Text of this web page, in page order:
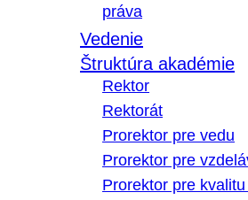
práva
Vedenie
Štruktúra akadémie
Rektor
Rektorát
Prorektor pre vedu
Prorektor pre
Prorektor pre